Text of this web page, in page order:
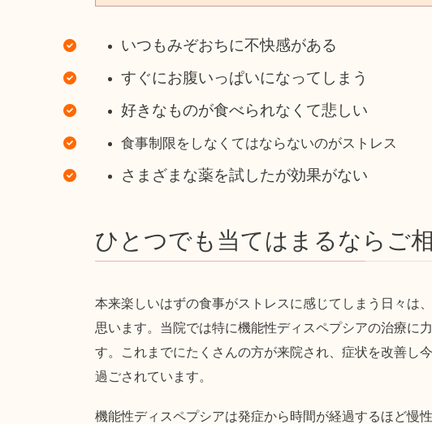
いつもみぞおちに不快感がある
すぐにお腹いっぱいになってしまう
好きなものが食べられなくて悲しい
食事制限をしなくてはならないのがストレス
さまざまな薬を試したが効果がない
ひとつでも当てはまるならご
本来楽しいはずの食事がストレスに感じてしまう日々は
思います。当院では特に機能性ディスペプシアの治療に
す。これまでにたくさんの方が来院され、症状を改善し
過ごされています。
機能性ディスペプシアは発症から時間が経過するほど慢